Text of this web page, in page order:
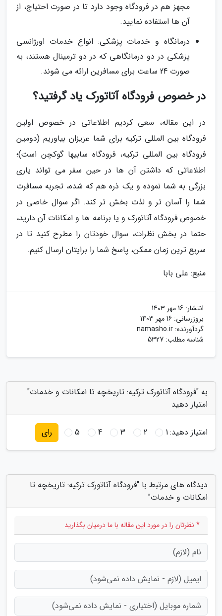
مجهز هم در فرودگاه وجود دارد تا در صورت احتیاج، از
آن ها استفاده نمایید.
درمانگاه و خدمات پزشکی: انواع خدمات اورژانسی
پزشکی در دو درمانگاهی که در دو ترمینال هستند، به
صورت 24 ساعت برای مسافرین ارائه می شوند.
در خصوص فرودگاه آتاتورک یاد گرفتید؟
در این مقاله، سعی کردیم اطلاعاتی در خصوص اولین
فرودگاه بین المللی ترکیه برای شما عزیزان بیاوریم (دومین
فرودگاه بین المللی ترکیه، فرودگاه سابیها گوکچن است)؛
اطلاعاتی که داشتن آن ها در حین سفر می تواند یاری
بزرگی به شما نموده و یک ذره هم که شده، تجربه مسافرت
شما را آسان تر و لذت بخش تر کند. اگر سوال خاصی در
خصوص فرودگاه آتاتورک و یا برنامه ها و امکانات آن دارید،
حتما در بخش نظرات، سوال خودتان را مطرح کنید تا در
سریع ترین زمان ممکن، پاسخ شما را برایتان ارسال کنیم.
منبع: علی بابا
انتشار: 16 مهر 1403
بروزرسانی: 16 مهر 1403
گردآورنده: namasho.ir
شناسه مطلب: 5327
به "فرودگاه آتاتورک ترکیه: تاریخچه تا امکانات و خدمات"
امتیاز دهید
امتیاز دهید:1
2
3
4
5 رای
دیدگاه های مرتبط با "فرودگاه آتاتورک ترکیه: تاریخچه تا
امکانات و خدمات"
* نظرتان را در مورد این مقاله با ما درمیان بگذارید